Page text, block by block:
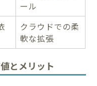
ール
クラウドでの柔
軟な拡張
とメリット